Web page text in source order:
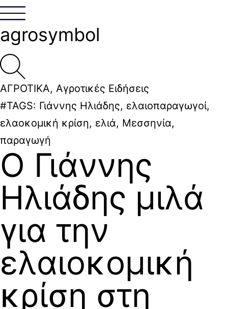
agrosymbol
ΑΓΡΟΤΙΚΑ, Αγροτικές Ειδήσεις
#TAGS: Γιάννης Ηλιάδης, ελαιοπαραγωγοί,
ελαοκομική κρίση, ελιά, Μεσσηνία,
παραγωγή
Ο Γιάννης
Ηλιάδης μιλά
για την
ελαιοκομική
κρίση στη